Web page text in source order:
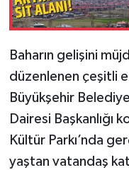
Baharın gelişini
düzenlenen çeşitli
Büyükşehir
Dairesi Başkanlığı
Kültür Parkı’nda
yaştan vatandaş